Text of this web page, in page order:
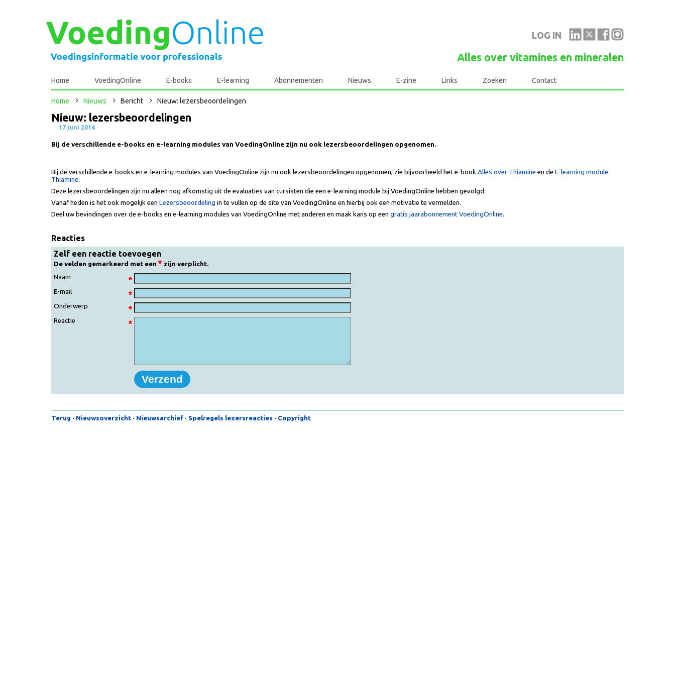
LOG IN
Alles over vitamines en mineralen
Home VoedingOnline E-books E-learning Abonnementen Nieuws E-zine Links Zoeken Contact
Home Nieuws Bericht Nieuw: lezersbeoordelingen
Nieuw: lezersbeoordelingen
17 juni 2014
Bij de verschillende e-books en e-learning modules van VoedingOnline zijn nu ook lezersbeoordelingen opgenomen.
Bij de verschillende e-books en e-learning modules van VoedingOnline zijn nu ook lezersbeoordelingen opgenomen, zie bijvoorbeeld het e-book Alles over Thiamine en de E-learning module
Thiamine.
Deze lezersbeoordelingen zijn nu alleen nog afkomstig uit de evaluaties van cursisten die een e-learning module bij VoedingOnline hebben gevolgd.
Vanaf heden is het ook mogelijk een Lezersbeoordeling in te vullen op de site van VoedingOnline en hierbij ook een motivatie te vermelden.
Deel uw bevindingen over de e-books en e-learning modules van VoedingOnline met anderen en maak kans op een gratis jaarabonnement VoedingOnline.
Reacties
Zelf een reactie toevoegen
De velden gemarkeerd met een
zijn verplicht.
Naam
E-mail
Onderwerp
Reactie
Terug · Nieuwsoverzicht · Nieuwsarchief · Spelregels lezersreacties · Copyright